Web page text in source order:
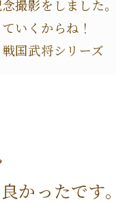
撮影をしました
いくからね！
国武将シリーズ
かったです